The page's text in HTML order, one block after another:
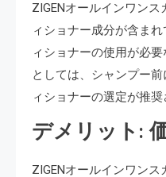
ZIGENオールインワン
ィショナー成分が含ま
ィショナーの使用が必
としては、シャンプー
ィショナーの選定が推奨
デメリット:
ZIGENオールインワン